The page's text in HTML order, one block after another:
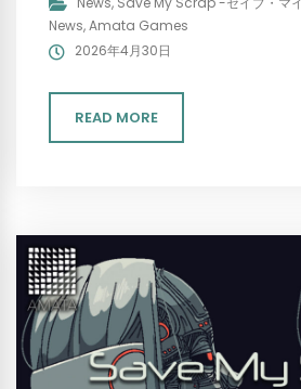
News,Amata Games
2026年4月30日
READ MORE